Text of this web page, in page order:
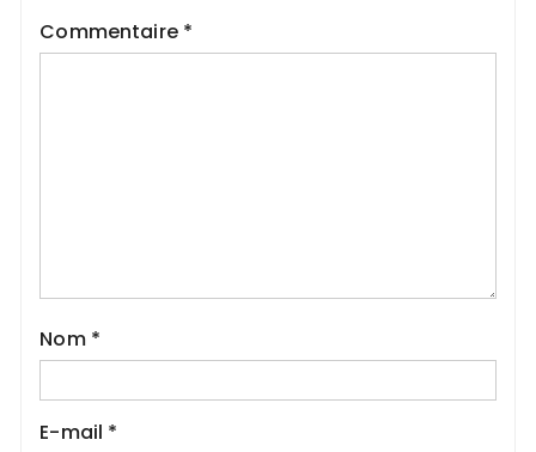
Commentaire *
Nom *
E-mail *